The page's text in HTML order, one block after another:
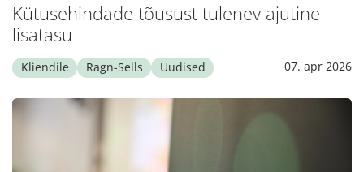
Kütusehindade tõusust tulenev ajutine
lisatasu
Kliendile Ragn-Sells Uudised 07. apr 2026